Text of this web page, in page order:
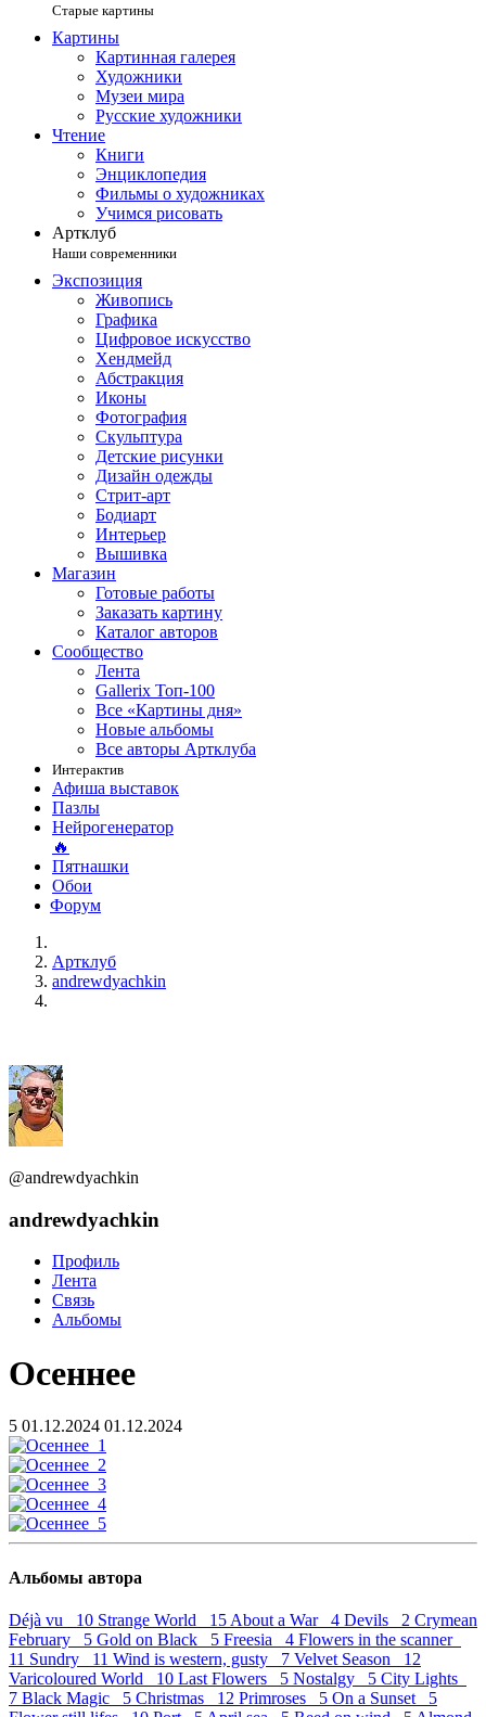
Старые картины
Картины
Картинная галерея
Художники
Музеи мира
Русские художники
Чтение
Книги
Энциклопедия
Фильмы о художниках
Учимся рисовать
Артклуб
Наши современники
Экспозиция
Живопись
Графика
Цифровое искусство
Хендмейд
Абстракция
Иконы
Фотография
Скульптура
Детские рисунки
Дизайн одежды
Стрит-арт
Бодиарт
Интерьер
Вышивка
Магазин
Готовые работы
Заказать картину
Каталог авторов
Сообщество
Лента
Gallerix Топ-100
Все «Картины дня»
Новые альбомы
Все авторы Артклуба
Интерактив
Афиша выставок
Пазлы
Нейрогенератор
🔥
Пятнашки
Обои
Форум
Артклуб
andrewdyachkin
@andrewdyachkin
andrewdyachkin
Профиль
Лента
Связь
Альбомы
Осеннее
5 01.12.2024 01.12.2024
Альбомы автора
Déjà vu 10 Strange World 15 About a War 4 Devils 2 Crymean
February 5 Gold on Black 5 Freesia 4 Flowers in the scanner
11 Sundry 11 Wind is western, gusty 7 Velvet Season 12
Varicoloured World 10 Last Flowers 5 Nostalgy 5 City Lights
7 Black Magic 5 Christmas 12 Primroses 5 On a Sunset 5